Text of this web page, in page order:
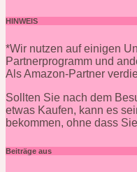
HINWEIS
*Wir nutzen auf einigen
Partnerprogramm und
Als Amazon-Partner
Sollten Sie nach dem
etwas Kaufen, kann es
bekommen, ohne dass
Beiträge aus